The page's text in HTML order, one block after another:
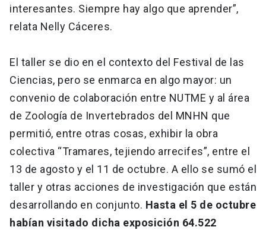
interesantes. Siempre hay algo que aprender”,
relata Nelly Cáceres.
El taller se dio en el contexto del Festival de las
Ciencias, pero se enmarca en algo mayor: un
convenio de colaboración entre NUTME y al área
de Zoología de Invertebrados del MNHN que
permitió, entre otras cosas, exhibir la obra
colectiva “Tramares, tejiendo arrecifes”, entre el
13 de agosto y el 11 de octubre. A ello se sumó el
taller y otras acciones de investigación que están
desarrollando en conjunto. Hasta el 5 de octubre
habían visitado dicha exposición 64.522